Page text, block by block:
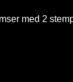
med 2